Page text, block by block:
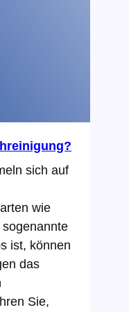
sich auf
wie
ist, können
das
Sie,